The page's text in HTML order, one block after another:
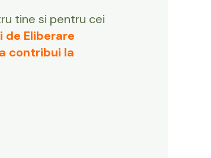
tine si pentru cei
Eliberare
contribui la